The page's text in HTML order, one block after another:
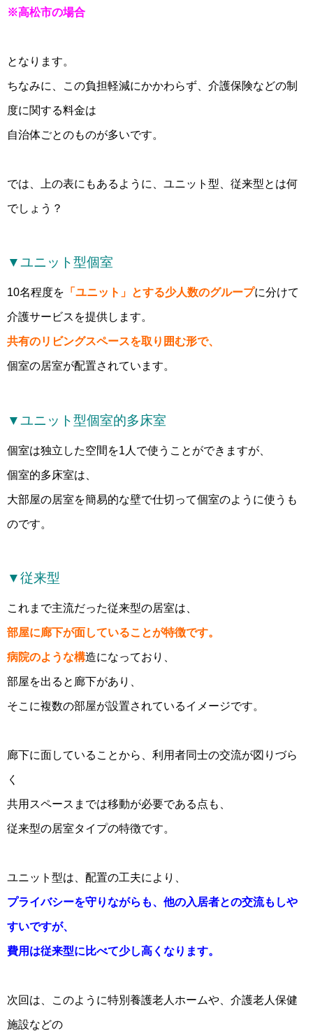
※高松市の場合
となります。
ちなみに、この負担軽減にかかわらず、介護保険などの制
度に関する料金は
自治体ごとのものが多いです。
では、上の表にもあるように、ユニット型、従来型とは何
でしょう？
▼ユニット型個室
10名程度を 「ユニット」とする少人数のグループに分けて
介護サービスを提供します。
共有のリビングスペースを取り囲む形で、
個室の居室が配置されています。
▼ユニット型個室的多床室
個室は独立した空間を1人で使うことができますが、
個室的多床室は、
大部屋の居室を簡易的な壁で仕切って個室のように使うも
のです。
▼従来型
これまで主流だった従来型の居室は、
部屋に廊下が面していることが特徴です。
病院のような構造になっており、
部屋を出ると廊下があり、
そこに複数の部屋が設置されているイメージです。
廊下に面していることから、利用者同士の交流が図りづら
く
共用スペースまでは移動が必要である点も、
従来型の居室タイプの特徴です。
ユニット型は、配置の工夫により、
プライバシーを守りながらも、他の入居者との交流もしや
すいですが、
費用は従来型に比べて少し高くなります。
次回は、このように特別養護老人ホームや、介護老人保健
施設などの